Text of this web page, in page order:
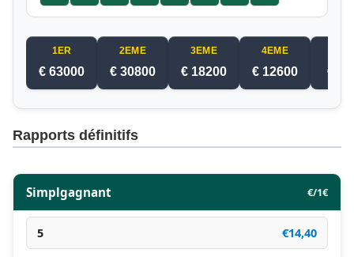
1ER
€ 63000
2EME
€ 30800
3EME
€ 18200
4EME
€ 12600 €
Rapports définitifs
Simplgagnant €/1€
5 €14,40